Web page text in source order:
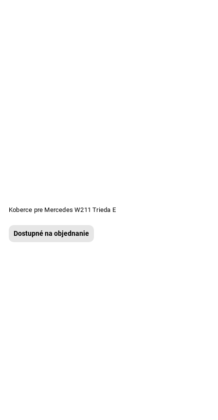
Koberce pre Mercedes W211 Trieda E
Dostupné na objednanie